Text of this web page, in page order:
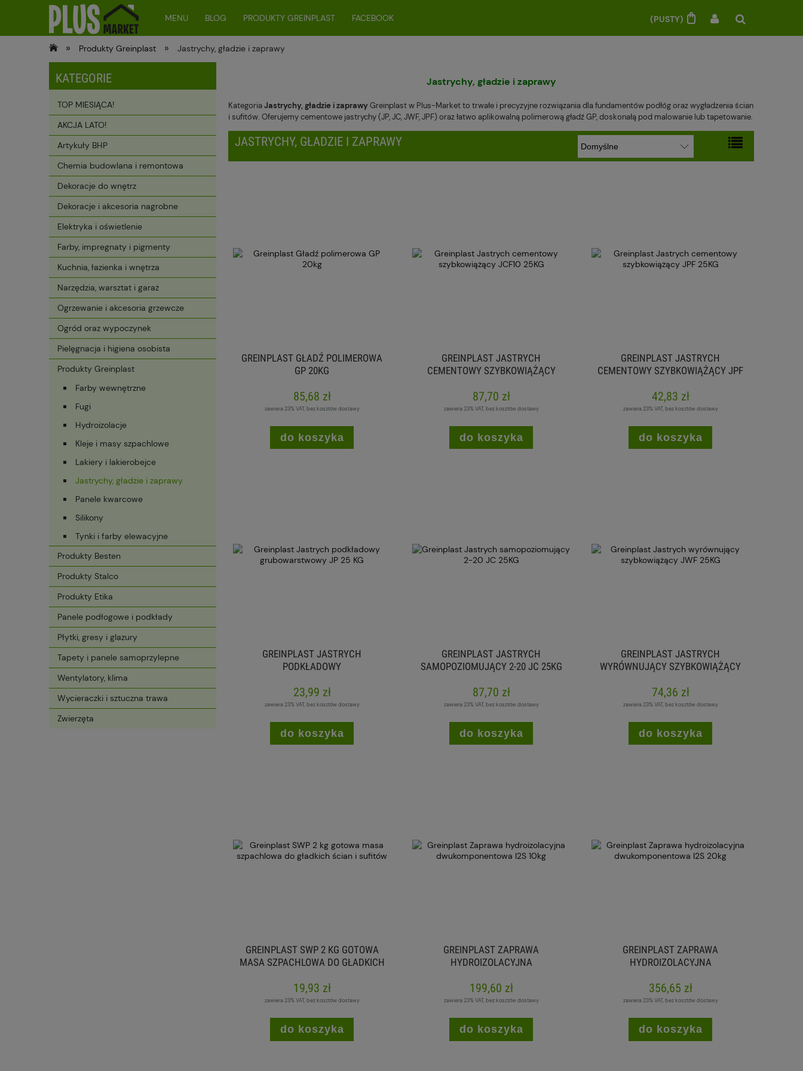
(PUSTY)
MENU BLOG PRODUKTY GREINPLAST FACEBOOK
» Produkty Greinplast » Jastrychy, gładzie i zaprawy
KATEGORIE
TOP MIESIĄCA!
AKCJA LATO!
Artykuły BHP
Chemia budowlana i remontowa
Dekoracje do wnętrz
Dekoracje i akcesoria nagrobne
Elektryka i oświetlenie
Farby, impregnaty i pigmenty
Kuchnia, łazienka i wnętrza
Narzędzia, warsztat i garaż
Ogrzewanie i akcesoria grzewcze
Ogród oraz wypoczynek
Pielęgnacja i higiena osobista
Produkty Greinplast
Farby wewnętrzne
Fugi
Hydroizolacje
Kleje i masy szpachlowe
Lakiery i lakierobejce
Jastrychy, gładzie i zaprawy
Panele kwarcowe
Silikony
Tynki i farby elewacyjne
Produkty Besten
Produkty Stalco
Produkty Etika
Panele podłogowe i podkłady
Płytki, gresy i glazury
Tapety i panele samoprzylepne
Wentylatory, klima
Wycieraczki i sztuczna trawa
Zwierzęta
Jastrychy, gładzie i zaprawy
KategoriaJastrychy, gładzie i zaprawyGreinplast w Plus-Market to trwałe i precyzyjne rozwiązania dla fundamentów podłóg oraz wygładzenia ścian
i sufitów. Oferujemy cementowe jastrychy (JP, JC, JWF, JPF) oraz łatwo aplikowalną polimerową gładź GP, doskonałą pod malowanie lub tapetowanie.
JASTRYCHY, GŁADZIE I ZAPRAWY
GREINPLAST GŁADŹ POLIMEROWA
GP 20KG
85,68 zł
zawiera 23% VAT, bez kosztów dostawy
do koszyka
GREINPLAST JASTRYCH
CEMENTOWY SZYBKOWIĄŻĄCY
87,70 zł
zawiera 23% VAT, bez kosztów dostawy
do koszyka
GREINPLAST JASTRYCH
CEMENTOWY SZYBKOWIĄŻĄCY JPF
42,83 zł
zawiera 23% VAT, bez kosztów dostawy
do koszyka
GREINPLAST JASTRYCH
PODKŁADOWY
23,99 zł
zawiera 23% VAT, bez kosztów dostawy
do koszyka
GREINPLAST JASTRYCH
SAMOPOZIOMUJĄCY 2-20 JC 25KG
87,70 zł
zawiera 23% VAT, bez kosztów dostawy
do koszyka
GREINPLAST JASTRYCH
WYRÓWNUJĄCY SZYBKOWIĄŻĄCY
74,36 zł
zawiera 23% VAT, bez kosztów dostawy
do koszyka
GREINPLAST SWP 2 KG GOTOWA
MASA SZPACHLOWA DO GŁADKICH
19,93 zł
zawiera 23% VAT, bez kosztów dostawy
do koszyka
GREINPLAST ZAPRAWA
HYDROIZOLACYJNA
199,60 zł
zawiera 23% VAT, bez kosztów dostawy
do koszyka
GREINPLAST ZAPRAWA
HYDROIZOLACYJNA
356,65 zł
zawiera 23% VAT, bez kosztów dostawy
do koszyka